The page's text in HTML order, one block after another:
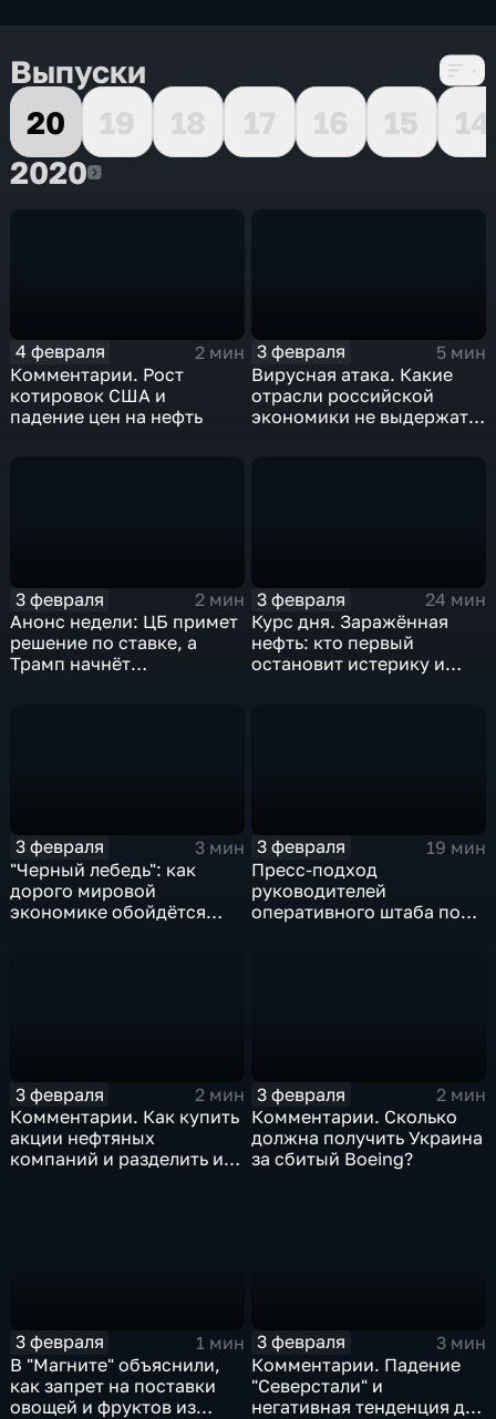
Выпуски
20
19 18 17 16 15
14
20202020
4 февраля
2 мин
Комментарии. Рост
котировок США и
падение цен на нефть
3 февраля
5 мин
Вирусная атака. Какие
отрасли российской
экономики не выдержат
3 февраля
2 мин
Анонс недели: ЦБ примет
решение по ставке, а
Трамп начнёт
3 февраля
24 мин
Курс дня. Заражённая
нефть: кто первый
остановит истерику и
3 февраля
3 мин
"Черный лебедь": как
дорого мировой
экономике обойдётся
3 февраля
19 мин
Пресс-подход
руководителей
оперативного штаба по
3 февраля
2 мин
Комментарии. Как купить
акции нефтяных
компаний и разделить их
3 февраля
2 мин
Комментарии. Сколько
должна получить Украина
за сбитый Boeing?
3 февраля
1 мин
В "Магните" объяснили,
как запрет на поставки
овощей и фруктов из
3 февраля
3 мин
Комментарии. Падение
"Северстали" и
негативная тенденция для